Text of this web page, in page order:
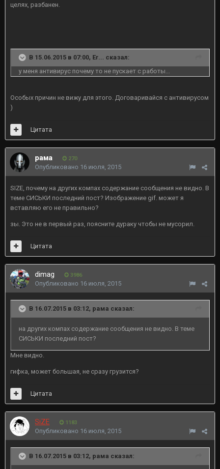
целях, разбанен.
В 15.06.2015 в 07:00, Er... сказал:
у меня антивирус почему то не пускает с работы...
Особых причин не вижу для этого. Договаривайся с антивирусом
)
Цитата
рама 270
Опубликовано 16 июля, 2015
SIZE, почему на других компах содержание сообщения не видно. В
теме СИСЬКИ последний пост? Изображение gif. может я
вставляю его не правильно?
зы. Это не в первый раз, поясните дураку чтобы не мусорил.
Цитата
dimag 3986
Опубликовано 16 июля, 2015
В 16.07.2015 в 03:12, рама сказал:
на других компах содержание сообщения не видно. В теме
СИСЬКИ последний пост?
Мне видно.
гифка, может большая, не сразу грузится?
Цитата
SiZE 1183
Опубликовано 16 июля, 2015
В 16.07.2015 в 03:12, рама сказал: